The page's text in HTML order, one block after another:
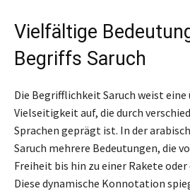
Vielfältige
Begriffs Saruch
Die Begrifflichkeit Saruch weist eine
Vielseitigkeit auf, die durch
Sprachen geprägt ist. In der
Saruch mehrere Bedeutungen, die
Freiheit bis hin zu einer Rakete
Diese dynamische Konnotation